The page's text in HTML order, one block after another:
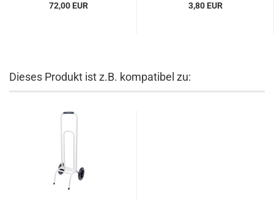
72,00 EUR 3,80 EUR
Dieses Produkt ist z.B. kompatibel zu: